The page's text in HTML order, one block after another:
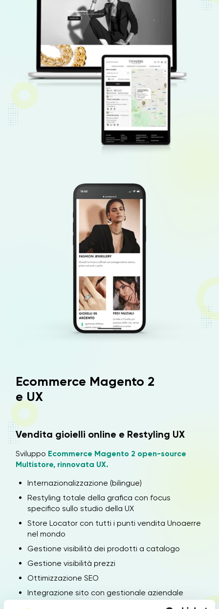
Ecommerce Magento 2
e UX
Vendita gioielli online e Restyling UX
Sviluppo Ecommerce Magento 2 open-source
Multistore, rinnovata UX.
Internazionalizzazione (bilingue)
Restyling totale della grafica con focus
specifico sullo studio della UX
Store Locator con tutti i punti vendita Unoaerre
nel mondo
Gestione visibilità dei prodotti a catalogo
Gestione visibilità prezzi
Ottimizzazione SEO
Integrazione sito con gestionale aziendale